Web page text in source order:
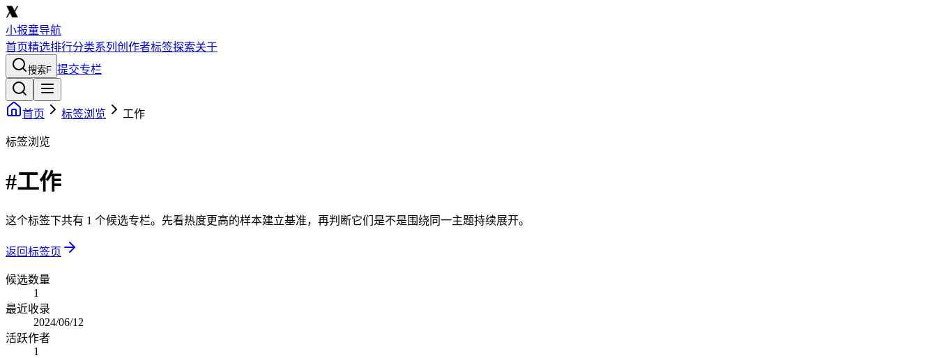
小报童导航
首页精选排行分类系列 创作者标签探索关于
搜索F 提交专栏
首页 标签浏览 工作
标签浏览
#工作
这个标签下共有 1 个候选专栏。先看热度更高的样本建立基准，再判断它们是不是围绕同一主题持续展开。
返回标签页
候选数量
1
最近收录
2024/06/12
活跃作者
1